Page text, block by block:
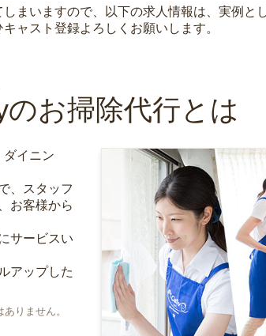
まいますので、以下の求人情報は、実例と
ャスト登録よろしくお願いします。
のお掃除代行とは
ダイニン
、スタッフ
お客様から
サービスい
アップした
りません。